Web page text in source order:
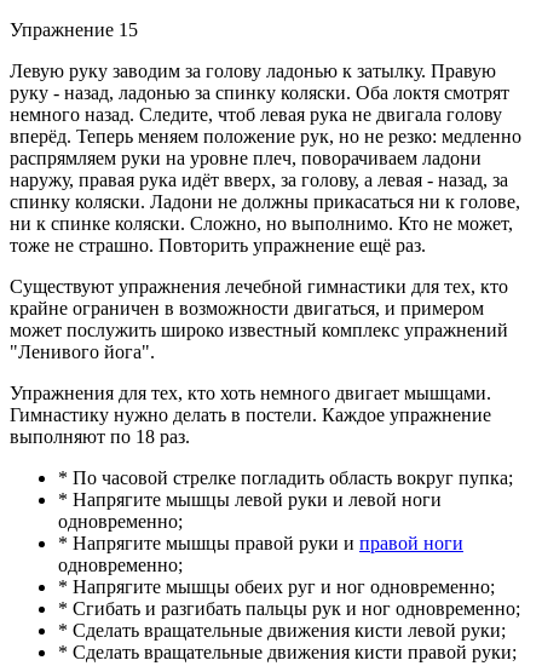
Упражнение 15
Левую руку заводим за голову ладонью к затылку. Правую
руку - назад, ладонью за спинку коляски. Оба локтя смотрят
немного назад. Следите, чтоб левая рука не двигала голову
вперёд. Теперь меняем положение рук, но не резко: медленно
распрямляем руки на уровне плеч, поворачиваем ладони
наружу, правая рука идёт вверх, за голову, а левая - назад, за
спинку коляски. Ладони не должны прикасаться ни к голове,
ни к спинке коляски. Сложно, но выполнимо. Кто не может,
тоже не страшно. Повторить упражнение ещё раз.
Существуют упражнения лечебной гимнастики для тех, кто
крайне ограничен в возможности двигаться, и примером
может послужить широко известный комплекс упражнений
"Ленивого йога".
Упражнения для тех, кто хоть немного двигает мышцами.
Гимнастику нужно делать в постели. Каждое упражнение
выполняют по 18 раз.
* По часовой стрелке погладить область вокруг пупка;
* Напрягите мышцы левой руки и левой ноги
одновременно;
* Напрягите мышцы правой руки и правой ноги
одновременно;
* Напрягите мышцы обеих руг и ног одновременно;
* Сгибать и разгибать пальцы рук и ног одновременно;
* Сделать вращательные движения кисти левой руки;
* Сделать вращательные движения кисти правой руки;